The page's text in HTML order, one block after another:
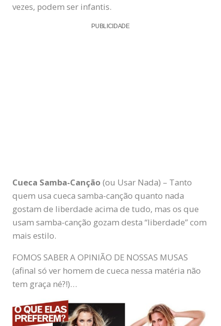
vezes, podem ser infantis.
PUBLICIDADE
Cueca Samba-Canção (ou Usar Nada) – Tanto
quem usa cueca samba-canção quanto nada
gostam de liberdade acima de tudo, mas os que
usam samba-canção gozam desta “liberdade” com
mais estilo.
FOMOS SABER A OPINIÃO DE NOSSAS MUSAS
(afinal só ver homem de cueca nessa matéria não
tem graça né?!)…